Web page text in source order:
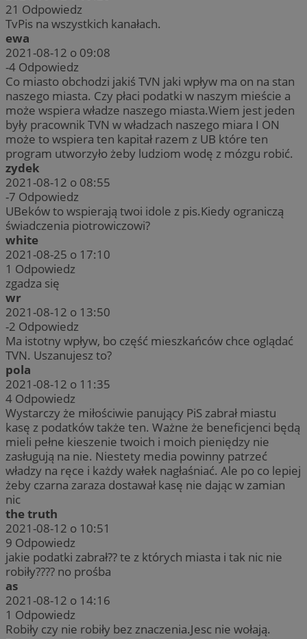
21 Odpowiedz
TvPis na wszystkich kanałach.
ewa
2021-08-12 o 09:08
-4 Odpowiedz
Co miasto obchodzi jakiś TVN jaki wpływ ma on na stan
naszego miasta. Czy płaci podatki w naszym mieście a
może wspiera władze naszego miasta.Wiem jest jeden
były pracownik TVN w władzach naszego miara I ON
może to wspiera ten kapitał razem z UB które ten
program utworzyło żeby ludziom wodę z mózgu robić.
zydek
2021-08-12 o 08:55
-7 Odpowiedz
UBeków to wspierają twoi idole z pis.Kiedy ograniczą
świadczenia piotrowiczowi?
white
2021-08-25 o 17:10
1 Odpowiedz
zgadza się
wr
2021-08-12 o 13:50
-2 Odpowiedz
Ma istotny wpływ, bo część mieszkańców chce oglądać
TVN. Uszanujesz to?
pola
2021-08-12 o 11:35
4 Odpowiedz
Wystarczy że miłościwie panujący PiS zabrał miastu
kasę z podatków także ten. Ważne że beneficjenci będą
mieli pełne kieszenie twoich i moich pieniędzy nie
zasługują na nie. Niestety media powinny patrzeć
władzy na ręce i każdy wałek nagłaśniać. Ale po co lepiej
żeby czarna zaraza dostawał kasę nie dając w zamian
nic
the truth
2021-08-12 o 10:51
9 Odpowiedz
jakie podatki zabrał?? te z których miasta i tak nic nie
robiły???? no prośba
as
2021-08-12 o 14:16
1 Odpowiedz
Robiły czy nie robiły bez znaczenia.Jesc nie wołają.